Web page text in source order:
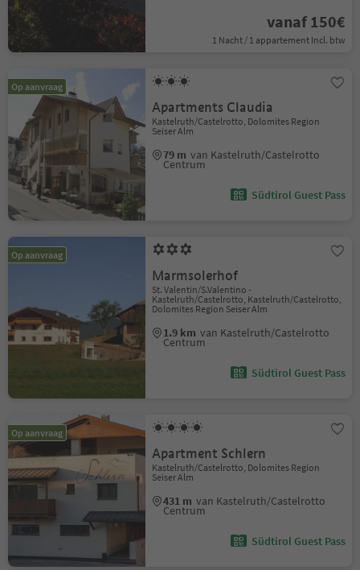
vanaf 150€
1 Nacht / 1 appartement Incl. btw
Op aanvraag
Apartments Claudia
Kastelruth/Castelrotto, Dolomites Region
Seiser Alm
79 m van Kastelruth/Castelrotto
Centrum
Südtirol Guest Pass
Op aanvraag
Marmsolerhof
St. Valentin/S.Valentino -
Kastelruth/Castelrotto, Kastelruth/Castelrotto,
Dolomites Region Seiser Alm
1.9 km van Kastelruth/Castelrotto
Centrum
Südtirol Guest Pass
Op aanvraag
Apartment Schlern
Kastelruth/Castelrotto, Dolomites Region
Seiser Alm
431 m van Kastelruth/Castelrotto
Centrum
Südtirol Guest Pass